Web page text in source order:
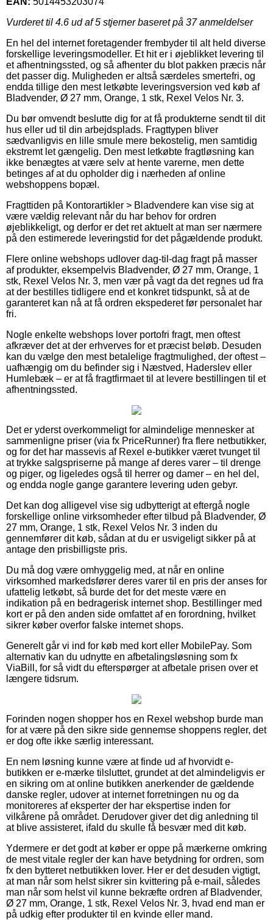
Vurderet til 4.6 ud af 5 stjerner baseret på 37anmeldelser
En hel del internet foretagender frembyder til alt held diverse
forskellige leveringsmodeller. Et hit er i øjeblikket levering til
et afhentningssted, og så afhenter du blot pakken præcis når
det passer dig. Muligheden er altså særdeles smertefri, og
endda tillige den mest letkøbte leveringsversion ved køb af
Bladvender, Ø 27 mm, Orange, 1 stk, Rexel Velos Nr. 3.
Du bør omvendt beslutte dig for at få produkterne sendt til dit
hus eller ud til din arbejdsplads. Fragttypen bliver
sædvanligvis en lille smule mere bekostelig, men samtidig
ekstremt let gængelig. Den mest letkøbte fragtløsning kan
ikke benægtes at være selv at hente varerne, men dette
betinges af at du opholder dig i nærheden af online
webshoppens bopæl.
Fragttiden på Kontorartikler > Bladvendere kan vise sig at
være vældig relevant når du har behov for ordren
øjeblikkeligt, og derfor er det ret aktuelt at man ser nærmere
på den estimerede leveringstid for det pågældende produkt.
Flere online webshops udlover dag-til-dag fragt på masser
af produkter, eksempelvis Bladvender, Ø 27 mm, Orange, 1
stk, Rexel Velos Nr. 3, men vær på vagt da det regnes ud fra
at der bestilles tidligere end et konkret tidspunkt, så at de
garanteret kan nå at få ordren ekspederet før personalet har
fri.
Nogle enkelte webshops lover portofri fragt, men oftest
afkræver det at der erhverves for et præcist beløb. Desuden
kan du vælge den mest betalelige fragtmulighed, der oftest –
uafhængig om du befinder sig i Næstved, Haderslev eller
Humlebæk – er at få fragtfirmaet til at levere bestillingen til et
afhentningssted.
Det er yderst overkommeligt for almindelige mennesker at
sammenligne priser (via fx PriceRunner) fra flere netbutikker,
og for det har massevis af Rexel e-butikker været tvunget til
at trykke salgspriserne på mange af deres varer – til drenge
og piger, og ligeledes også til herrer og damer – en hel del,
og endda nogle gange garantere levering uden gebyr.
Det kan dog alligevel vise sig udbytterigt at eftergå nogle
forskellige online virksomheder efter tilbud på Bladvender, Ø
27 mm, Orange, 1 stk, Rexel Velos Nr. 3 inden du
gennemfører dit køb, sådan at du er usvigeligt sikker på at
antage den prisbilligste pris.
Du må dog være omhyggelig med, at når en online
virksomhed markedsfører deres varer til en pris der anses for
ufattelig letkøbt, så burde det for det meste være en
indikation på en bedragerisk internet shop. Bestillinger med
kort er på den anden side omfattet af en forordning, hvilket
sikrer køber overfor falske internet shops.
Generelt går vi ind for køb med kort eller MobilePay. Som
alternativ kan du udnytte en afbetalingsløsning som fx
ViaBill, for så vidt du efterspørger at afbetale prisen over et
længere tidsrum.
Forinden nogen shopper hos en Rexel webshop burde man
for at være på den sikre side gennemse shoppens regler, det
er dog ofte ikke særlig interessant.
En nem løsning kunne være at finde ud af hvorvidt e-
butikken er e-mærke tilsluttet, grundet at det almindeligvis er
en sikring om at online butikken anerkender de gældende
danske regler, udover at internet forretningen nu og da
monitoreres af eksperter der har ekspertise inden for
vilkårene på området. Derudover giver det dig anledning til
at blive assisteret, ifald du skulle få besvær med dit køb.
Ydermere er det godt at køber er oppe på mærkerne omkring
de mest vitale regler der kan have betydning for ordren, som
fx den bytteret netbutikken lover. Her er det desuden vigtigt,
at man når som helst sikrer sin kvittering på e-mail, således
man når som helst vil kunne bekræfte ordren af Bladvender,
Ø 27 mm, Orange, 1 stk, Rexel Velos Nr. 3, hvad end man er
på udkig efter produkter til en kvinde eller mand.